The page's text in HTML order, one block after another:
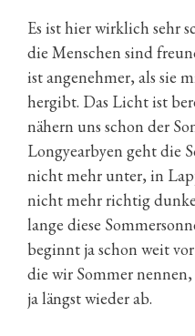
Es ist hier wirklich sehr
die Menschen sind
ist angenehmer, als sie
hergibt. Das Licht ist
nähern uns schon der
Longyearbyen geht die
nicht mehr unter, in
nicht mehr richtig
lange diese
beginnt ja schon weit
die wir Sommer
ja längst wieder ab.